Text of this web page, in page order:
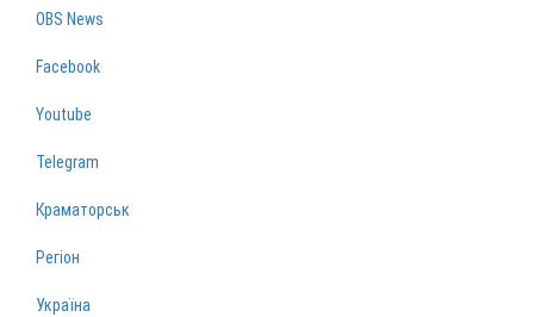
OBS News
Facebook
Youtube
Telegram
Краматорськ
Регіон
Україна